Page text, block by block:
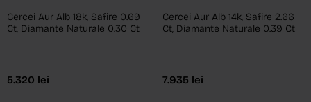
Cercei Aur Alb 18k, Safire 0.69
Ct, Diamante Naturale 0.30 Ct
5.320 lei
Cercei Aur Alb 14k, Safire 2.66
Ct, Diamante Naturale 0.39 Ct
7.935 lei